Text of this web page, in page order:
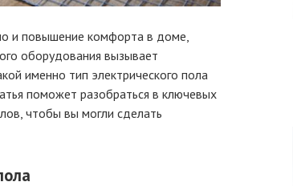
и повышение комфорта в доме,
оборудования вызывает
именно тип электрического пола
поможет разобраться в ключевых
чтобы вы могли сделать